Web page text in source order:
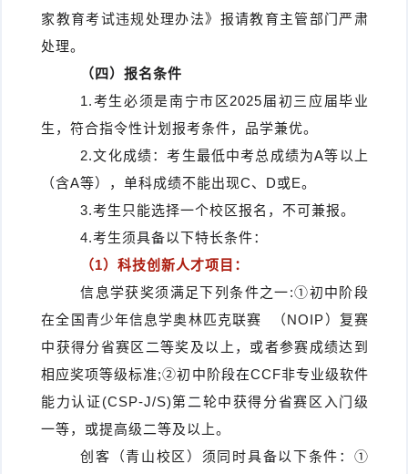
家教育考试违规处理办法》报请教育主管部门严肃
处理。
（四）报名条件
1.考生必须是南宁市区2025届初三应届毕业
生，符合指令性计划报考条件，品学兼优。
2.文化成绩：考生最低中考总成绩为A等以上
（含A等），单科成绩不能出现C、D或E。
3.考生只能选择一个校区报名，不可兼报。
4.考生须具备以下特长条件：
（1）科技创新人才项目：
信息学获奖须满足下列条件之一:①初中阶段
在全国青少年信息学奥林匹克联赛
（NOIP）复赛
中获得分省赛区二等奖及以上，或者参赛成绩达到
相应奖项等级标准;②初中阶段在CCF非专业级软件
能力认证(CSP-J/S)第二轮中获得分省赛区入门级
一等，或提高级二等及以上。
创客（青山校区）须同时具备以下条件：①